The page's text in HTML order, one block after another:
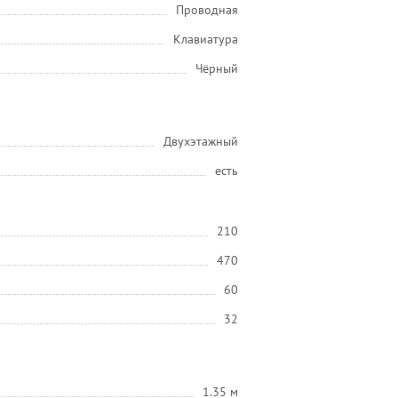
Проводная
Клавиатура
Чёрный
Двухэтажный
есть
210
470
60
32
1.35 м